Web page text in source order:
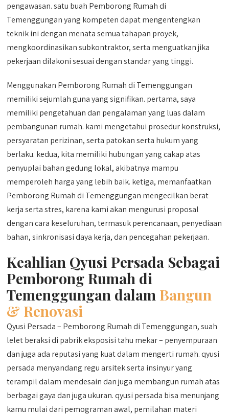
pengawasan. satu buah Pemborong Rumah di
Temenggungan yang kompeten dapat mengentengkan
teknik ini dengan menata semua tahapan proyek,
mengkoordinasikan subkontraktor, serta menguatkan jika
pekerjaan dilakoni sesuai dengan standar yang tinggi.
Menggunakan Pemborong Rumah di Temenggungan
memiliki sejumlah guna yang signifikan. pertama, saya
memiliki pengetahuan dan pengalaman yang luas dalam
pembangunan rumah. kami mengetahui prosedur konstruksi,
persyaratan perizinan, serta patokan serta hukum yang
berlaku. kedua, kita memiliki hubungan yang cakap atas
penyuplai bahan gedung lokal, akibatnya mampu
memperoleh harga yang lebih baik. ketiga, memanfaatkan
Pemborong Rumah di Temenggungan mengecilkan berat
kerja serta stres, karena kami akan mengurusi proposal
dengan cara keseluruhan, termasuk perencanaan, penyediaan
bahan, sinkronisasi daya kerja, dan pencegahan pekerjaan.
Keahlian Qyusi Persada Sebagai
Pemborong Rumah di
Temenggungan dalam Bangun
& Renovasi
Qyusi Persada – Pemborong Rumah di Temenggungan, suah
lelet beraksi di pabrik eksposisi tahu mekar – penyempuraan
dan juga ada reputasi yang kuat dalam mengerti rumah. qyusi
persada menyandang regu arsitek serta insinyur yang
terampil dalam mendesain dan juga membangun rumah atas
berbagai gaya dan juga ukuran. qyusi persada bisa menunjang
kamu mulai dari pemograman awal, pemilahan materi